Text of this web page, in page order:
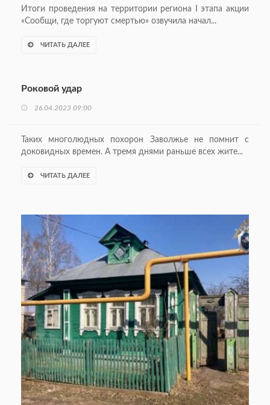
Итоги проведения на территории региона I этапа акции
«Сообщи, где торгуют смертью» озвучила начал...
ЧИТАТЬ ДАЛЕЕ
Роковой удар
26.04.2023 09:00
Таких многолюдных похорон Заволжье не пом­нит с
доковидных времен. А тремя днями раньше всех жите...
ЧИТАТЬ ДАЛЕЕ